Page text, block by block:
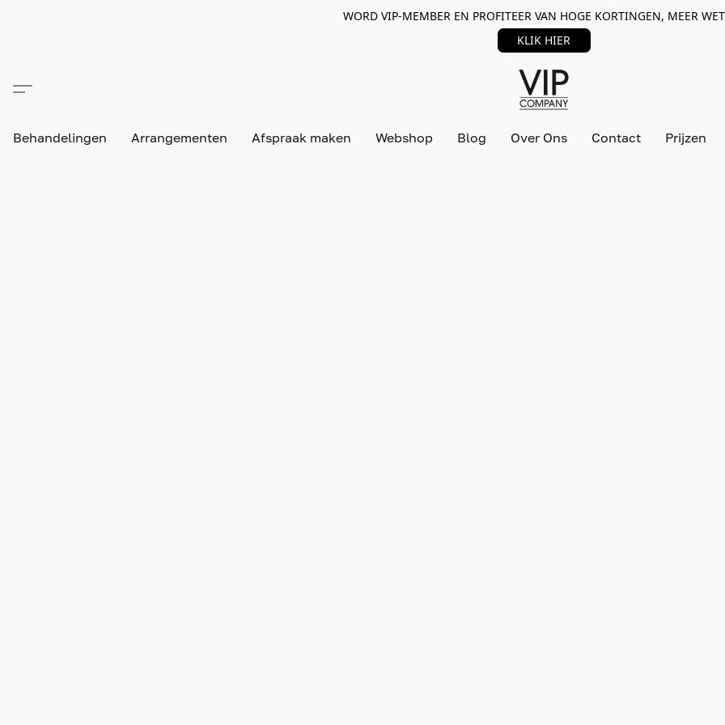
WORD VIP-MEMBER EN PROFITEER VAN HOGE KORTINGEN, MEER
KLIK HIER
Behandelingen Arrangementen Afspraak maken Webshop Blog Over Ons Contact Prijzen